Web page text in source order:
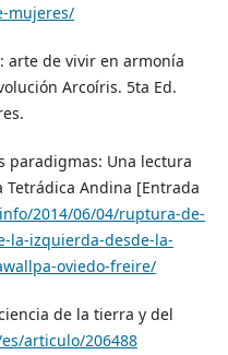
mujeres/
arte de vivir en armonía
Arcoíris. 5ta Ed.
paradigmas: Una lectura
Andina [Entrada
2014/06/04/ruptura-de-
la-izquierda-desde-la-
oviedo-freire/
de la tierra y del
articulo/206488